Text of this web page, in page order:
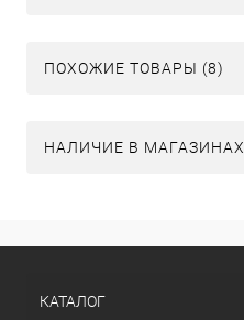
ПОХОЖИЕ ТОВАРЫ (8)
НАЛИЧИЕ В МАГАЗИНАХ
КАТАЛОГ